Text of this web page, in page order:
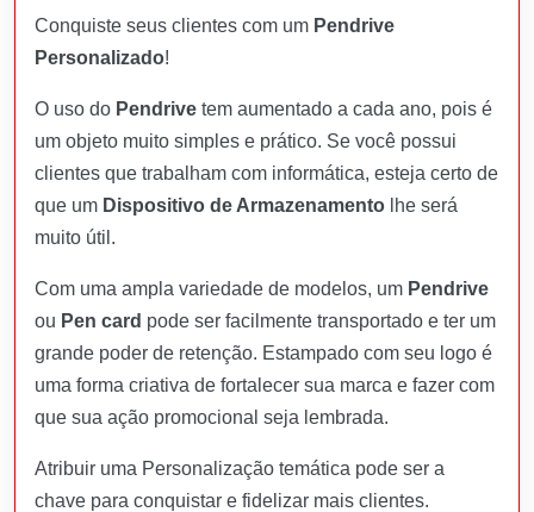
Conquiste seus clientes com um Pendrive
Personalizado!
O uso do Pendrive tem aumentado a cada ano, pois é
um objeto muito simples e prático. Se você possui
clientes que trabalham com informática, esteja certo de
que um Dispositivo de Armazenamento lhe será
muito útil.
Com uma ampla variedade de modelos, um Pendrive
ou Pen card pode ser facilmente transportado e ter um
grande poder de retenção. Estampado com seu logo é
uma forma criativa de fortalecer sua marca e fazer com
que sua ação promocional seja lembrada.
Atribuir uma Personalização temática pode ser a
chave para conquistar e fidelizar mais clientes.